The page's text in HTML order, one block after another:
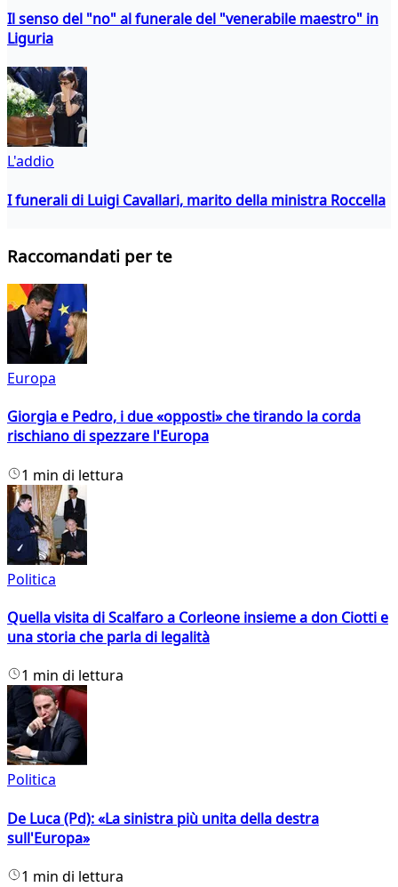
Il senso del "no" al funerale del "venerabile maestro" in
Liguria
L'addio
I funerali di Luigi Cavallari, marito della ministra Roccella
Raccomandati per te
Europa
Giorgia e Pedro, i due «opposti» che tirando la corda
rischiano di spezzare l'Europa
1 min di lettura
Politica
Quella visita di Scalfaro a Corleone insieme a don Ciotti e
una storia che parla di legalità
1 min di lettura
Politica
De Luca (Pd): «La sinistra più unita della destra
sull'Europa»
1 min di lettura